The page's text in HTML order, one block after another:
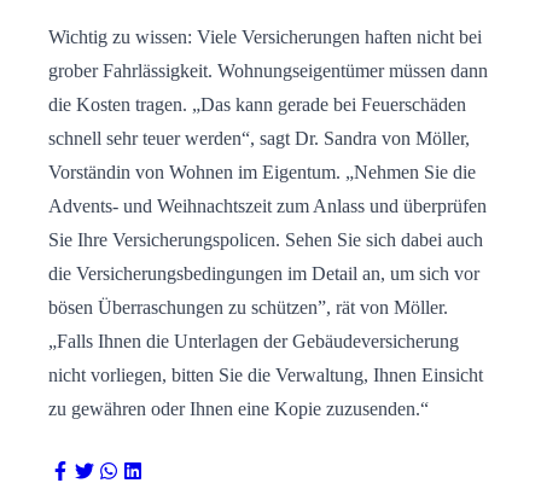
Wichtig zu wissen: Viele Versicherungen haften nicht bei
grober Fahrlässigkeit. Wohnungseigentümer müssen dann
die Kosten tragen. „Das kann gerade bei Feuerschäden
schnell sehr teuer werden“, sagt Dr. Sandra von Möller,
Vorständin von Wohnen im Eigentum. „Nehmen Sie die
Advents- und Weihnachtszeit zum Anlass und überprüfen
Sie Ihre Versicherungspolicen. Sehen Sie sich dabei auch
die Versicherungsbedingungen im Detail an, um sich vor
bösen Überraschungen zu schützen”, rät von Möller.
„Falls Ihnen die Unterlagen der Gebäudeversicherung
nicht vorliegen, bitten Sie die Verwaltung, Ihnen Einsicht
zu gewähren oder Ihnen eine Kopie zuzusenden.“